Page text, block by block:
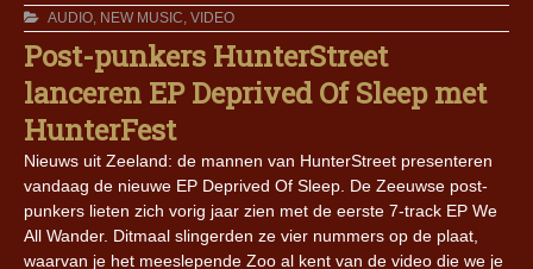
AUDIO, NEW MUSIC, VIDEO
Post-punkers HunterStreet
lanceren EP Deprived Of Sleep met
HunterFest
Nieuws uit Zeeland: de mannen van HunterStreet presenteren
vandaag de nieuwe EP Deprived Of Sleep. De Zeeuwse post-
punkers lieten zich vorig jaar zien met de eerste 7-track EP We
All Wander. Ditmaal slingerden ze vier nummers op de plaat,
waarvan je het meeslepende Zoo al kent van de video die we je